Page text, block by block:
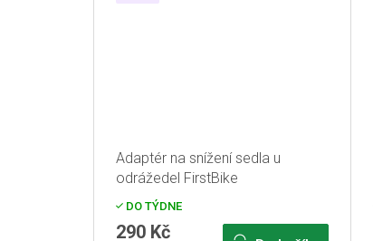
Adaptér na snížení sedla u
odrážedel FirstBike
DO TÝDNE
290 Kč